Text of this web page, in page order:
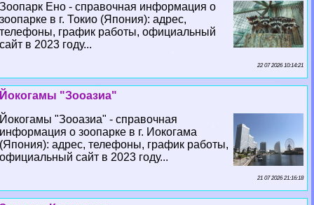
Зоопарк Ено - справочная информация о
зоопарке в г. Токио (Япония): адрес,
телефоны, график работы, официальный
сайт в 2023 году...
22 07 2026 10:14:21
Йокогамы "Зооазиа"
Йокогамы "Зооазиа" - справочная
информация о зоопарке в г. Иокогама
(Япония): адрес, телефоны, график работы,
официальный сайт в 2023 году...
21 07 2026 21:16:18